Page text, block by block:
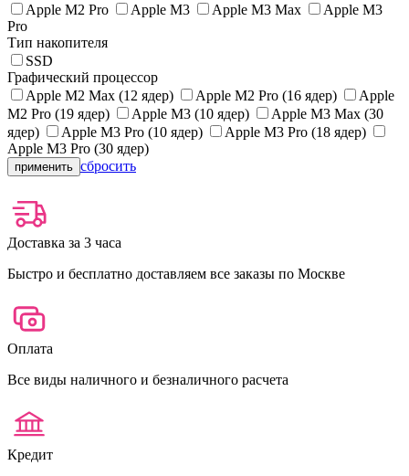
Apple M2 Pro
Apple M3 Apple M3 Max
Apple M3
Pro
Тип накопителя
SSD
Графический процессор
Apple M2 Max (12 ядер)
Apple M2 Pro (16 ядер)
Apple
M2 Pro (19 ядер)
Apple M3 (10 ядер)
Apple M3 Max (30
ядер)
Apple M3 Pro (10 ядер)
Apple M3 Pro (18 ядер)
Apple M3 Pro (30 ядер)
применить сбросить
Доставка за 3 часа
Быстро и бесплатно доставляем все заказы по Москве
Оплата
Все виды наличного и безналичного расчета
Кредит